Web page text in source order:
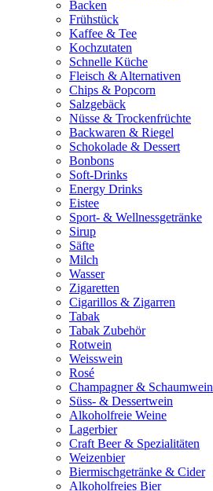
Backen
Frühstück
Kaffee & Tee
Kochzutaten
Schnelle Küche
Fleisch & Alternativen
Chips & Popcorn
Salzgebäck
Nüsse & Trockenfrüchte
Backwaren & Riegel
Schokolade & Dessert
Bonbons
Soft-Drinks
Energy Drinks
Eistee
Sport- & Wellnessgetränke
Sirup
Säfte
Milch
Wasser
Zigaretten
Cigarillos & Zigarren
Tabak
Tabak Zubehör
Rotwein
Weisswein
Rosé
Champagner & Schaumwein
Süss- & Dessertwein
Alkoholfreie Weine
Lagerbier
Craft Beer & Spezialitäten
Weizenbier
Biermischgetränke & Cider
Alkoholfreies Bier